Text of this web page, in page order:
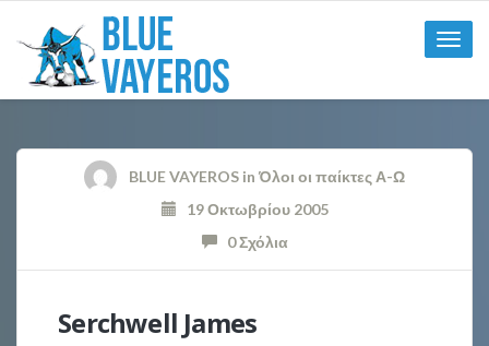
Toggle
BLUE VAYEROS in Όλοι οι παίκτες Α-Ω
19 Οκτωβρίου 2005
0 Σχόλια
Serchwell James